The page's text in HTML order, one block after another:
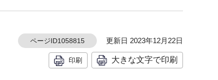
ページID1058815 更新日 2023年12月22日
印刷 大きな文字で印刷